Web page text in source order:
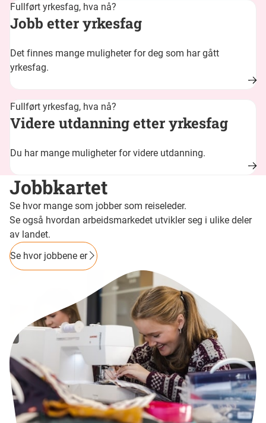
Fullført yrkesfag, hva nå?
Jobb etter yrkesfag
Det finnes mange muligheter for deg som har gått
yrkesfag.
Fullført yrkesfag, hva nå?
Videre utdanning etter yrkesfag
Du har mange muligheter for videre utdanning.
Jobbkartet
Se hvor mange som jobber som reiseleder.
Se også hvordan arbeidsmarkedet utvikler seg i ulike deler
av landet.
Se hvor jobbene er